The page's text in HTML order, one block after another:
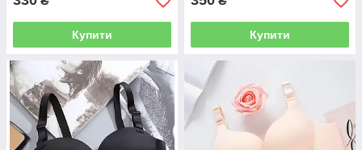
Купити Купити